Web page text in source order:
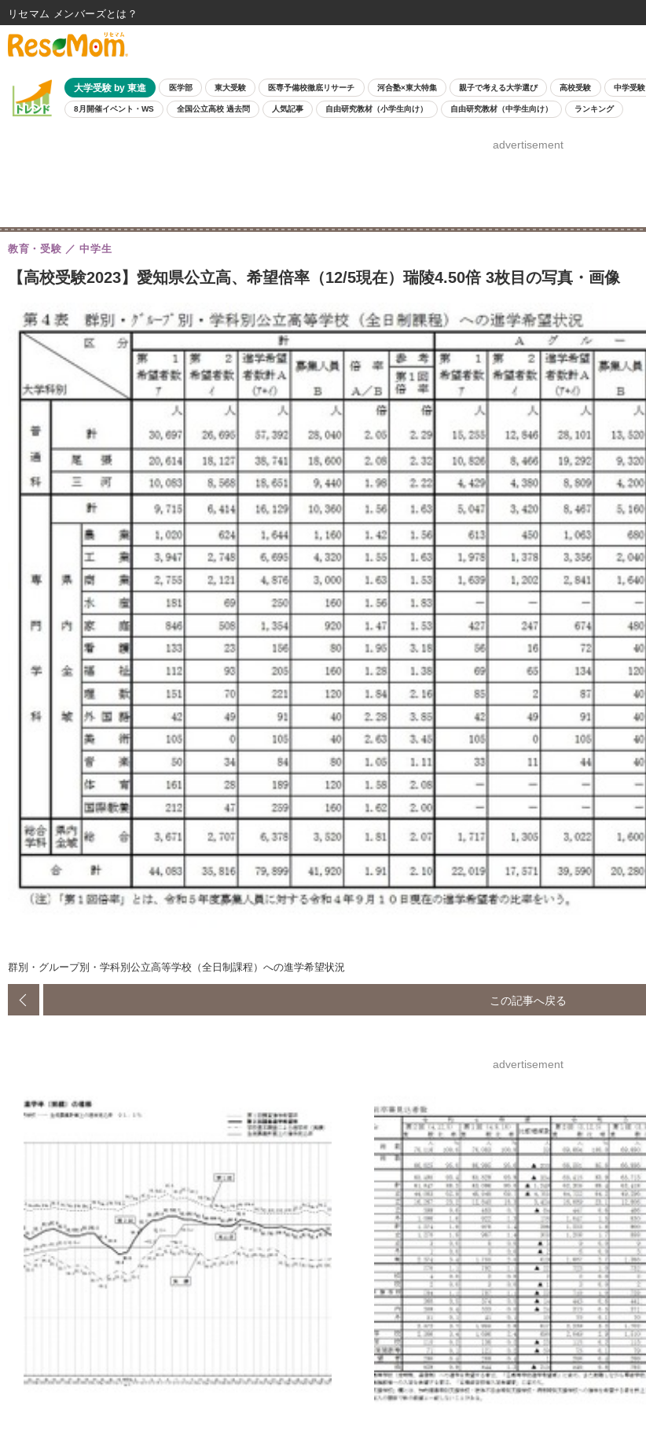
大学受験 by 東進 医学部 東大受験 医専予備校徹底リサーチ 河合塾×東大特集 親子で考える大学選び 高校受験 中学受験
8月開催イベント・WS 全国公立高校 過去問 人気記事 自由研究教材（小学生向け） 自由研究教材（中学生向け） ランキング
advertisement
【高校受験2023】愛知県公立高、希望倍率（12/5現在）瑞陵4.50倍 3枚目の写真・画像
教育・受験 中学生
群別・グループ別・学科別公立高等学校（全日制課程）への進学希望状況
この記事へ戻る
advertisement
リセマム メンバーズ